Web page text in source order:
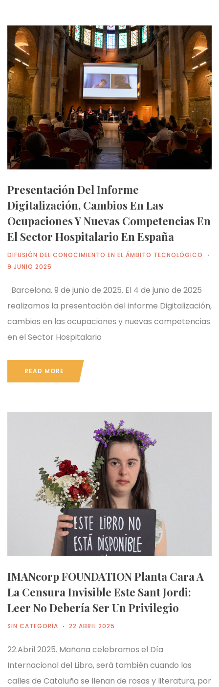
Presentación Del Informe
Digitalización, Cambios En Las
Ocupaciones Y Nuevas Competencias En
El Sector Hospitalario En España
DIFUSIÓN DEL CONOCIMIENTO EN EL ÁMBITO TECNOLÓGICO
9 JUNIO 2025
Barcelona. 9 de junio de 2025. El 4 de junio de 2025
realizamos la presentación del informe Digitalización,
cambios en las ocupaciones y nuevas competencias
en el Sector Hospitalario
READ MORE
IMANcorp FOUNDATION Planta Cara A
La Censura Invisible Este Sant Jordi:
Leer No Debería Ser Un Privilegio
SIN CATEGORÍA 22 ABRIL 2025
22.Abril 2025. Mañana celebramos el Día
Internacional del Libro, será también cuando las
calles de Cataluña se llenan de rosas y literatura, por